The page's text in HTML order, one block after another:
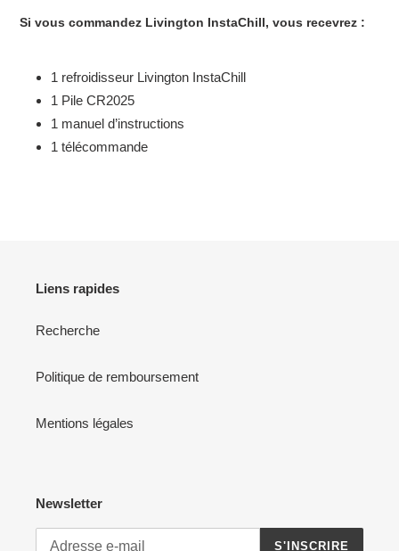
Si vous commandez Livington InstaChill, vous recevrez :
1 refroidisseur Livington InstaChill
1 Pile CR2025
1 manuel d’instructions
1 télécommande
Liens rapides
Recherche
Politique de remboursement
Mentions légales
Newsletter
S'INSCRIRE